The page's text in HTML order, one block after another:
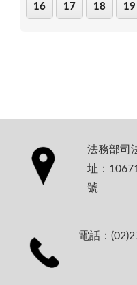
16 17 18 19
:::
法務部司
址：
號
電話：